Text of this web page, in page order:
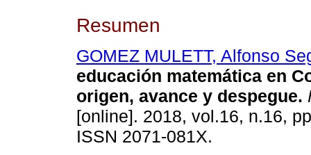
Resumen
GOMEZ MULETT, Alfonso
educación matemática en
origen, avance y despegue.
[online]. 2018, vol.16, n.16,
ISSN 2071-081X.